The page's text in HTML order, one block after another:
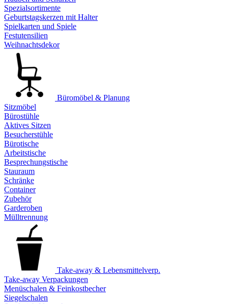
Spezialsortimente
Geburtstagskerzen mit Halter
Spielkarten und Spiele
Festutensilien
Weihnachtsdekor
Büromöbel & Planung
Sitzmöbel
Bürostühle
Aktives Sitzen
Besucherstühle
Bürotische
Arbeitstische
Besprechungstische
Stauraum
Schränke
Container
Zubehör
Garderoben
Mülltrennung
Take-away & Lebensmittelverp.
Take-away Verpackungen
Menüschalen & Feinkostbecher
Siegelschalen